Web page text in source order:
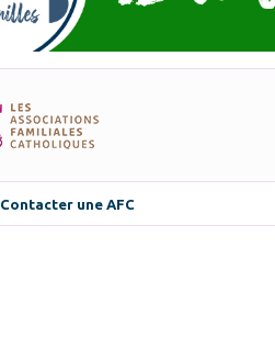
Contacter une AFC